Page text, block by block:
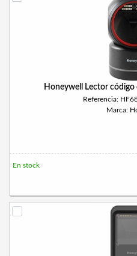
Honeywell Lector
Referencia:
Marca:
En stock